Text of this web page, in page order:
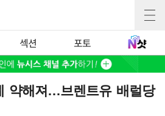
섹션 포토
약해져…브렌트유 배럴당